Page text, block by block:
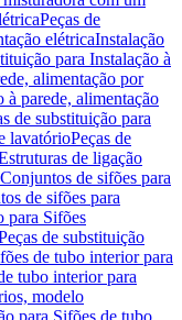
Peças de
elétricaInstalação
para Instalação à
alimentação por
à parede, alimentação
de substituição para
lavatórioPeças de
de ligação
Conjuntos de sifões para
de sifões para
para Sifões
de substituição
de tubo interior para
tubo interior para
modelo
para Sifões de tubo